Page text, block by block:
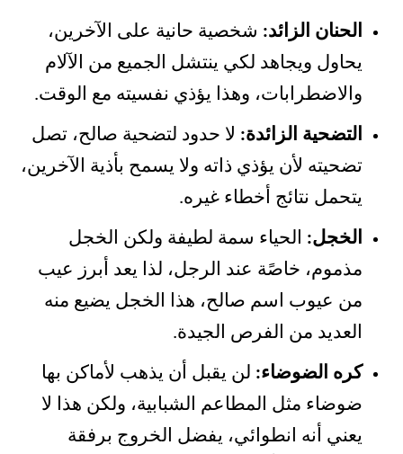
الحنان الزائد: شخصية حانية على الآخرين،
يحاول ويجاهد لكي ينتشل الجميع من الآلام
والاضطرابات، وهذا يؤذي نفسيته مع الوقت.
التضحية الزائدة: لا حدود لتضحية صالح، تصل
تضحيته لأن يؤذي ذاته ولا يسمح بأذية الآخرين،
يتحمل نتائج أخطاء غيره.
الخجل: الحياء سمة لطيفة ولكن الخجل
مذموم، خاصًة عند الرجل، لذا يعد أبرز عيب
من عيوب اسم صالح، هذا الخجل يضيع منه
العديد من الفرص الجيدة.
كره الضوضاء: لن يقبل أن يذهب لأماكن بها
ضوضاء مثل المطاعم الشبابية، ولكن هذا لا
يعني أنه انطوائي، يفضل الخروج برفقة